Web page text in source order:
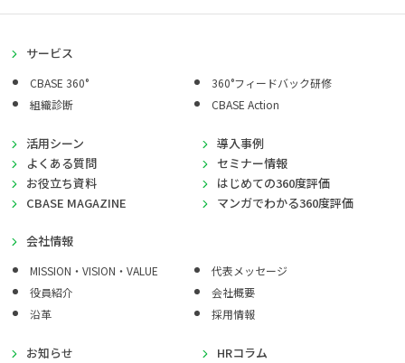
サービス
CBASE 360°
360°フィードバック研修
組織診断
CBASE Action
活用シーン
導入事例
よくある質問
セミナー情報
お役立ち資料
はじめての360度評価
CBASE MAGAZINE
マンガでわかる360度評価
会社情報
MISSION・VISION・VALUE
代表メッセージ
役員紹介
会社概要
沿革
採用情報
お知らせ
HRコラム